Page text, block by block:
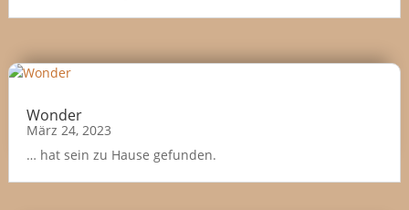
Wonder
März 24, 2023
… hat sein zu Hause gefunden.